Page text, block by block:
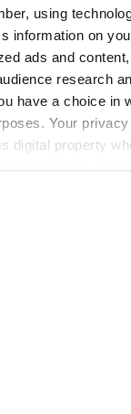
using
information on
ads and
research
have a choice in
Your
digital property
icon.
about your
device by actively
how your
in the
offenbar langsam
soll auch das aCar